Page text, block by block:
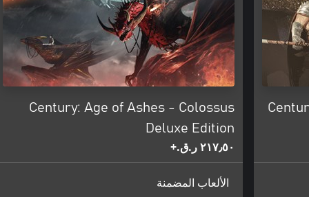
Century: Age of Ashes - Colossus
Deluxe Edition
٢١٧٫٥٠ ر.ق.‏+
الألعاب المضمنة